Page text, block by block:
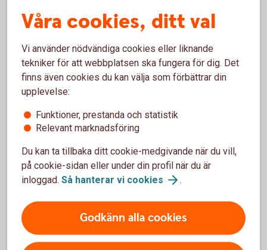
Hållbarhet i
fonder
Swedbank Roburshållbarhetsarbete
Fondinspiration
Aktiellt
Dagliga bolagsanalyser, börskommentarer,
tips runt pension och privatekonomi.
Aktiellt(swedbank-aktiellt.se)
Våra cookies, ditt val
Vi använder nödvändiga cookies eller liknande
tekniker för att webbplatsen ska fungera för dig. Det
finns även cookies du kan välja som förbättrar din
upplevelse:
Funktioner, prestanda och statistik
Relevant marknadsföring
Du kan ta tillbaka ditt cookie-medgivande när du vill,
på cookie-sidan eller under din profil när du är
inloggad. Så hanterar vi cookies .
Godkänn alla cookies